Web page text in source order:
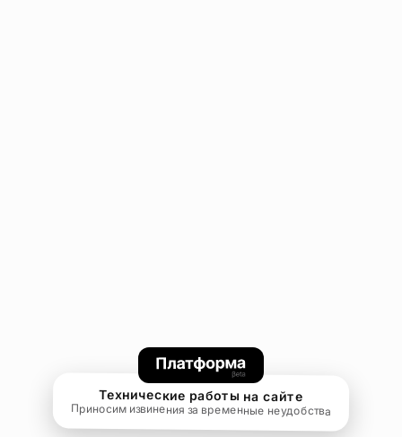
Технические работы на сайте
Приносим извинения за временные неудобства